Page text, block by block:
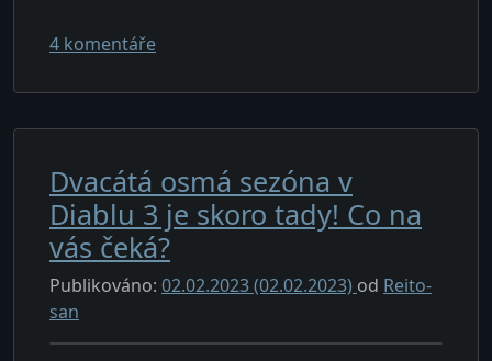
4 komentářeu textu s názvem Novinky a aktuality
Dvacátá osmá sezóna v
Diablu 3 je skoro tady! Co na
vás čeká?
Publikováno: 02.02.2023(02.02.2023) od Reito-
san